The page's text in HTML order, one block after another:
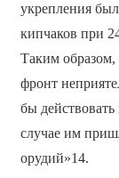
укрепления
кипчаков при
Таким
фронт
бы
случае им
орудий»14.